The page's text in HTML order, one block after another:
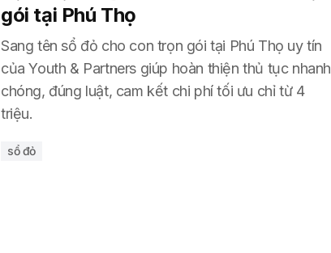
gói tại Phú Thọ
Sang tên sổ đỏ cho con trọn gói tại Phú Thọ uy tín
của Youth & Partners giúp hoàn thiện thủ tục nhanh
chóng, đúng luật, cam kết chi phí tối ưu chỉ từ 4
triệu.
sổ đỏ